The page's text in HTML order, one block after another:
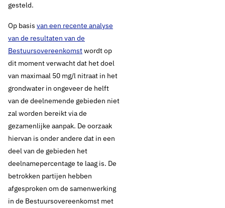
gesteld.
Op basis van een recente analyse
van de resultaten van de
Bestuursovereenkomstwordt op
dit moment verwacht dat het doel
van maximaal 50 mg/l nitraat in het
grondwater in ongeveer de helft
van de deelnemende gebieden niet
zal worden bereikt via de
gezamenlijke aanpak. De oorzaak
hiervan is onder andere dat in een
deel van de gebieden het
deelnamepercentage te laag is. De
betrokken partijen hebben
afgesproken om de samenwerking
in de Bestuursovereenkomst met